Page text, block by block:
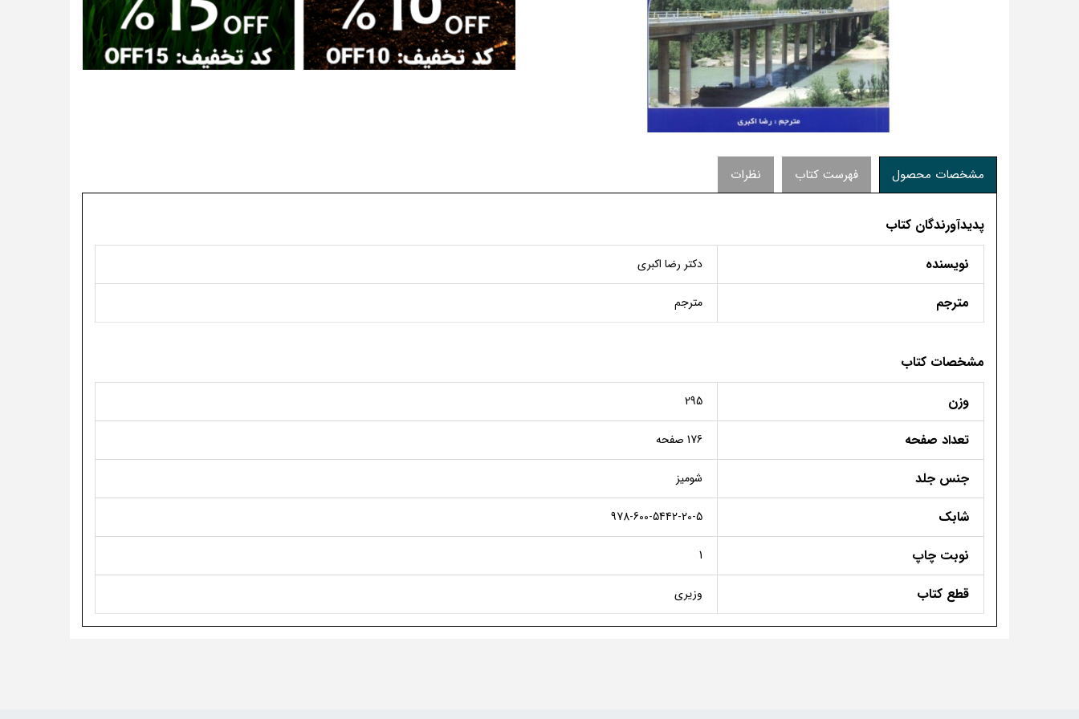
مشخصات محصول فهرست کتاب نظرات
پدیدآورندگان کتاب
نویسنده
دکتر رضا اکبری
مترجم مترجم
مشخصات کتاب
وزن
295
تعداد صفحه 176 صفحه
جنس جلد شومیز
شابک 978-600-5442-20-5
نوبت چاپ 1
قطع کتاب وزیری